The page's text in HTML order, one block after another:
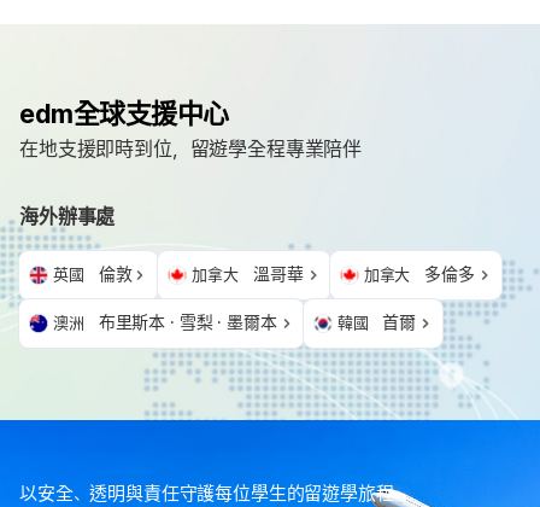
edm全球支援中心
在地支援即時到位，留遊學全程專業陪伴
海外辦事處
英國 倫敦 加拿大 溫哥華 加拿大 多倫多
澳洲 布里斯本 · 雪梨 · 墨爾本 韓國 首爾
以安全、透明與責任守護每位學生的留遊學旅程